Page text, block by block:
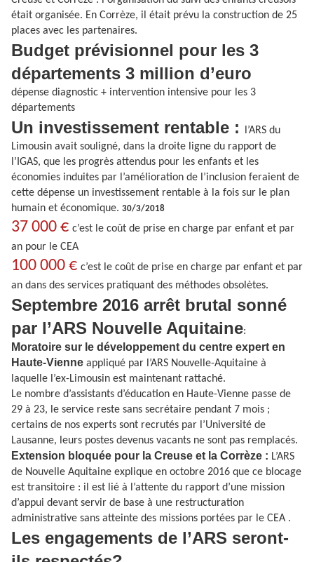
était organisée. En Corrèze, il était prévu la construction de 25
places avec les partenaires.
Budget prévisionnel pour les 3
départements 3 million d’euro
dépense diagnostic + intervention intensive pour les 3
départements
Un investissement rentable :
l’ARS du
Limousin avait souligné, dans la droite ligne du rapport de
l’IGAS, que les progrès attendus pour les enfants et les
économies induites par l’amélioration de l’inclusion feraient de
cette dépense un investissement rentable à la fois sur le plan
humain et économique. 30/3/2018
37 000 € c’est le coût de prise en charge par enfant et par
an pour le CEA
100 000 € c’est le coût de prise en charge par enfant et par
an dans des services pratiquant des méthodes obsolètes.
Septembre 2016 arrêt brutal sonné
par l’ARS Nouvelle Aquitaine:
Moratoire sur le développement du centre expert en
Haute-Vienne appliqué par l’ARS Nouvelle-Aquitaine à
laquelle l’ex-Limousin est maintenant rattaché.
Le nombre d’assistants d’éducation en Haute-Vienne passe de
29 à 23, le service reste sans secrétaire pendant 7 mois ;
certains de nos experts sont recrutés par l’Université de
Lausanne, leurs postes devenus vacants ne sont pas remplacés.
Extension bloquée pour la Creuse et la Corrèze : L’ARS
de Nouvelle Aquitaine explique en octobre 2016 que ce blocage
est transitoire : il est lié à l’attente du rapport d’une mission
d’appui devant servir de base à une restructuration
administrative sans atteinte des missions portées par le CEA .
Les engagements de l’ARS seront-